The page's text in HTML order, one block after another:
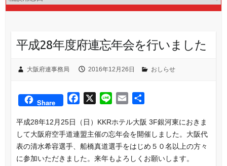
平成28年度府連忘年会を行いました
大阪府連事務局 2016年12月26日 おしらせ
Share
c
e
b
o
n
e
a
i
l
平成28年12月25日（日）KKRホテル大阪 3F銀河東におきま
して大阪府空手道連盟主催の忘年会を開催しました。大阪代
表の清水希容選手、船橋真道選手をはじめ５０名以上の方々
に参加いただきました。来年もよろしくお願いします。